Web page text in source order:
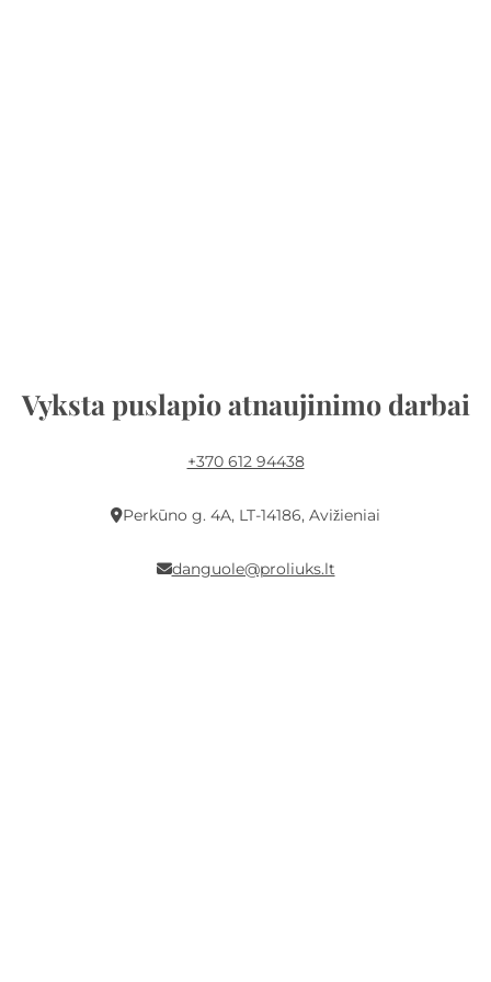
Vyksta puslapio atnaujinimo darbai
+370 612 94438
Perkūno g. 4A, LT-14186, Avižieniai
danguole@proliuks.lt